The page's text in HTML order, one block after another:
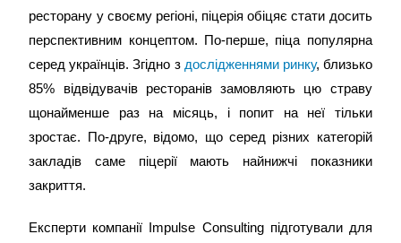
ресторану у своєму регіоні, піцерія обіцяє стати досить
перспективним концептом. По-перше, піца популярна
серед українців. Згідно з дослідженнями ринку, близько
85% відвідувачів ресторанів замовляють цю страву
щонайменше раз на місяць, і попит на неї тільки
зростає. По-друге, відомо, що серед різних категорій
закладів саме піцерії мають найнижчі показники
закриття.
Експерти компанії Impulse Consulting підготували для